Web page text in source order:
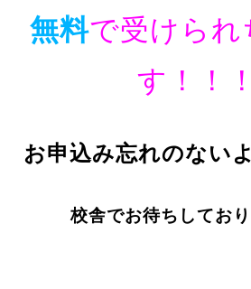
無料で受けられ
す！！！
お申込み忘れのない
校舎でお待ちしており